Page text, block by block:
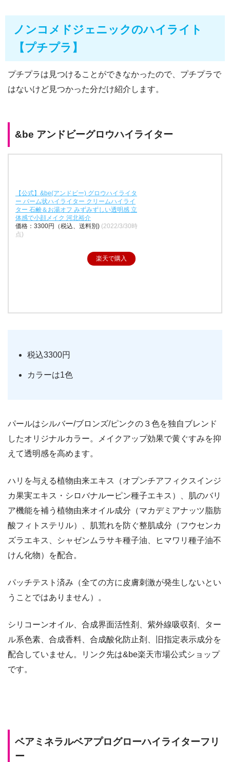
ノンコメドジェニックのハイライト
【プチプラ】
プチプラは見つけることができなかったので、プチプラで
はないけど見つかった分だけ紹介します。
&be アンドビーグロウハイライター
【公式】&be(アンドビー) グロウハイライタ
ー バーム状ハイライター クリームハイライ
ター 石鹸＆お湯オフ みずみずしい透明感 立
体感で小顔メイク 河北裕介
価格：3300円（税込、送料別) (2022/3/30時
点)
楽天で購入
税込3300円
カラーは1色
パールはシルバー/ブロンズ/ピンクの３色を独自ブレンド
したオリジナルカラー。メイクアップ効果で黄ぐすみを抑
えて透明感を高めます。
ハリを与える植物由来エキス（オプンチアフィクスインジ
カ果実エキス・シロバナルーピン種子エキス）、肌のバリ
ア機能を補う植物由来オイル成分（マカデミアナッツ脂肪
酸フィトステリル）、肌荒れを防ぐ整肌成分（フウセンカ
ズラエキス、シャゼンムラサキ種子油、ヒマワリ種子油不
けん化物）を配合。
パッチテスト済み（全ての方に皮膚刺激が発生しないとい
うことではありません）。
シリコーンオイル、合成界面活性剤、紫外線吸収剤、ター
ル系色素、合成香料、合成酸化防止剤、旧指定表示成分を
配合していません。リンク先は&be楽天市場公式ショップ
です。
ベアミネラルベアプログローハイライターフリ
ー